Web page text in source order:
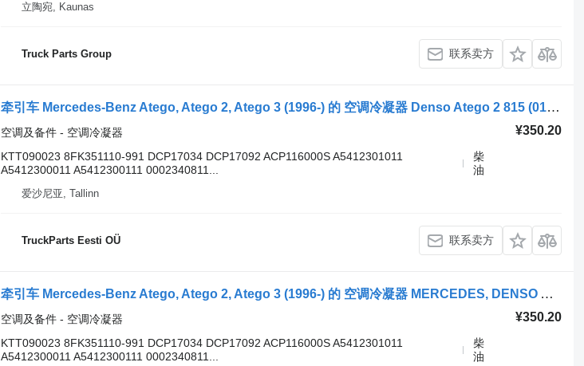
立陶宛, Kaunas
Truck Parts Group 联系卖方
牵引车 Mercedes-Benz Atego, Atego 2, Atego 3 (1996-) 的 空调冷凝器 Denso Atego 2 815 (01.04-) KTT090023
¥350.20
空调及备件 - 空调冷凝器
KTT090023 8FK351110-991 DCP17034 DCP17092 ACP116000S A5412301011
A5412300011 A5412300111 0002340811...
柴
油
爱沙尼亚, Tallinn
TruckParts Eesti OÜ 联系卖方
牵引车 Mercedes-Benz Atego, Atego 2, Atego 3 (1996-) 的 空调冷凝器 MERCEDES, DENSO Atego 817 (01.98-12.04) KTT090023
¥350.20
空调及备件 - 空调冷凝器
KTT090023 8FK351110-991 DCP17034 DCP17092 ACP116000S A5412301011
A5412300011 A5412300111 0002340811...
柴
油